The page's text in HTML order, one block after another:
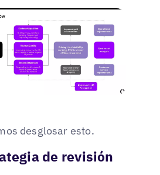
desglosar esto.
de revisión